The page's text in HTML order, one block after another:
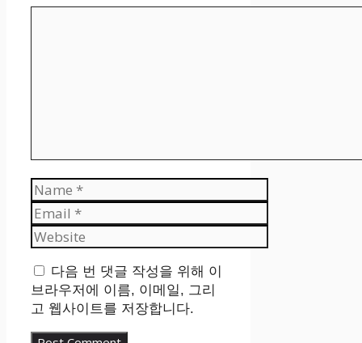
Name
Email
Website
다음 번 댓글 작성을 위해 이
브라우저에 이름, 이메일, 그리
고 웹사이트를 저장합니다.